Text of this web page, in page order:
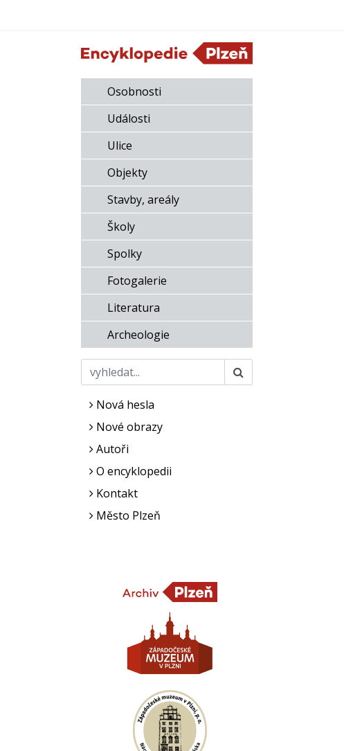
Osobnosti
Události
Ulice
Objekty
Stavby, areály
Školy
Spolky
Fotogalerie
Literatura
Archeologie
Nová hesla
Nové obrazy
Autoři
O encyklopedii
Kontakt
Město Plzeň